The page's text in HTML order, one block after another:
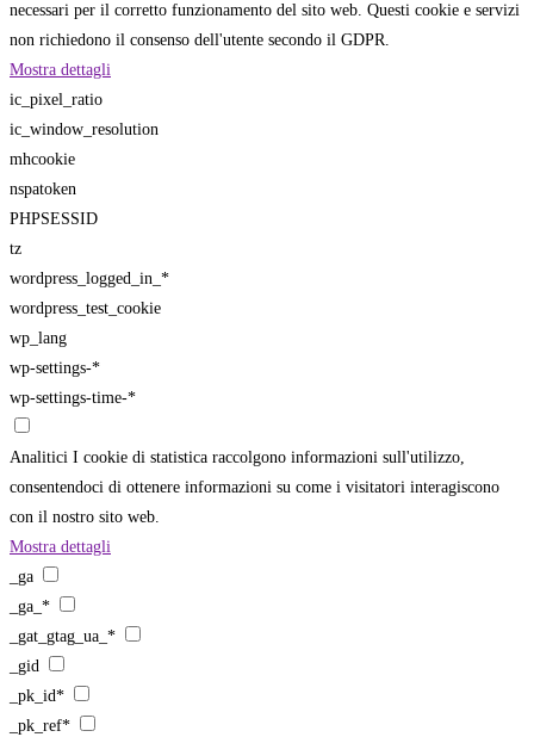
necessari per il corretto funzionamento del sito web. Questi cookie e servizi
non richiedono il consenso dell'utente secondo il GDPR.
Mostra dettagli
ic_pixel_ratio
ic_window_resolution
mhcookie
nspatoken
PHPSESSID
tz
wordpress_logged_in_*
wordpress_test_cookie
wp_lang
wp-settings-*
wp-settings-time-*
Analitici I cookie di statistica raccolgono informazioni sull'utilizzo,
consentendoci di ottenere informazioni su come i visitatori interagiscono
con il nostro sito web.
Mostra dettagli
_ga
_ga_*
_gat_gtag_ua_*
_gid
_pk_id*
_pk_ref*